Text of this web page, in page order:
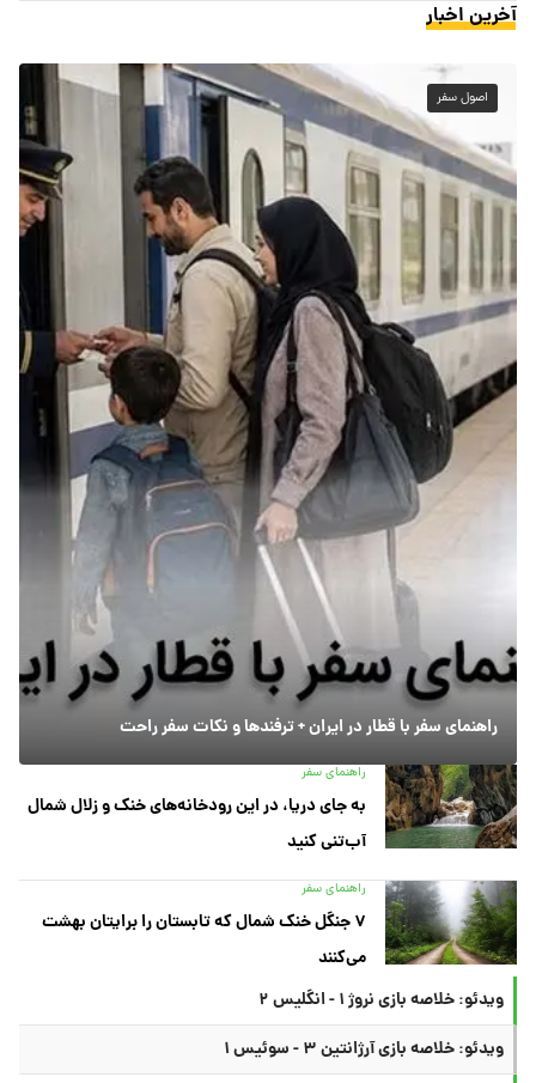
آخرین اخبار
اصول سفر
راهنمای سفر با قطار در ایران + ترفندها و نکات سفر راحت
راهنمای سفر
به جای دریا، در این رودخانه‌های خنک و زلال شمال
آب‌تنی کنید
راهنمای سفر
۷ جنگل خنک شمال که تابستان را برایتان بهشت
می‌کنند
ویدئو: خلاصه بازی نروژ ۱ - انگلیس ۲
ویدئو: خلاصه بازی آرژانتین ۳ - سوئیس ۱